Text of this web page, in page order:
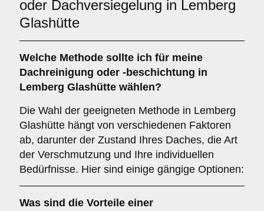
oder Dachversiegelung in Lemberg
Glashütte
Welche Methode sollte ich für meine
Dachreinigung oder -beschichtung in
Lemberg Glashütte wählen?
Die Wahl der geeigneten Methode in Lemberg
Glashütte hängt von verschiedenen Faktoren
ab, darunter der Zustand Ihres Daches, die Art
der Verschmutzung und Ihre individuellen
Bedürfnisse. Hier sind einige gängige Optionen:
Was sind die Vorteile einer